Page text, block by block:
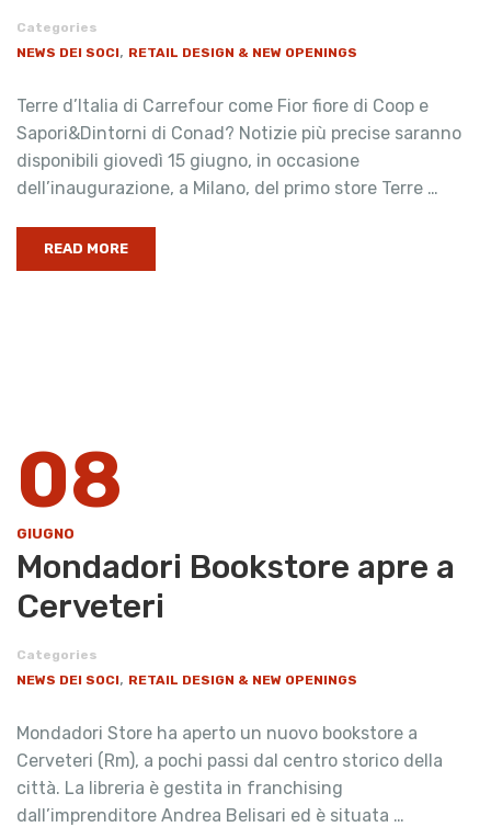
Categories
NEWS DEI SOCI, RETAIL DESIGN & NEW OPENINGS
Terre d’Italia di Carrefour come Fior fiore di Coop e
Sapori&Dintorni di Conad? Notizie più precise saranno
disponibili giovedì 15 giugno, in occasione
dell’inaugurazione, a Milano, del primo store Terre …
READ MORE
08
GIUGNO
​Mondadori Bookstore apre a
Cerveteri
Categories
NEWS DEI SOCI, RETAIL DESIGN & NEW OPENINGS
Mondadori Store ha aperto un nuovo bookstore a
Cerveteri (Rm), a pochi passi dal centro storico della
città. La libreria è gestita in franchising
dall’imprenditore Andrea Belisari ed è situata …